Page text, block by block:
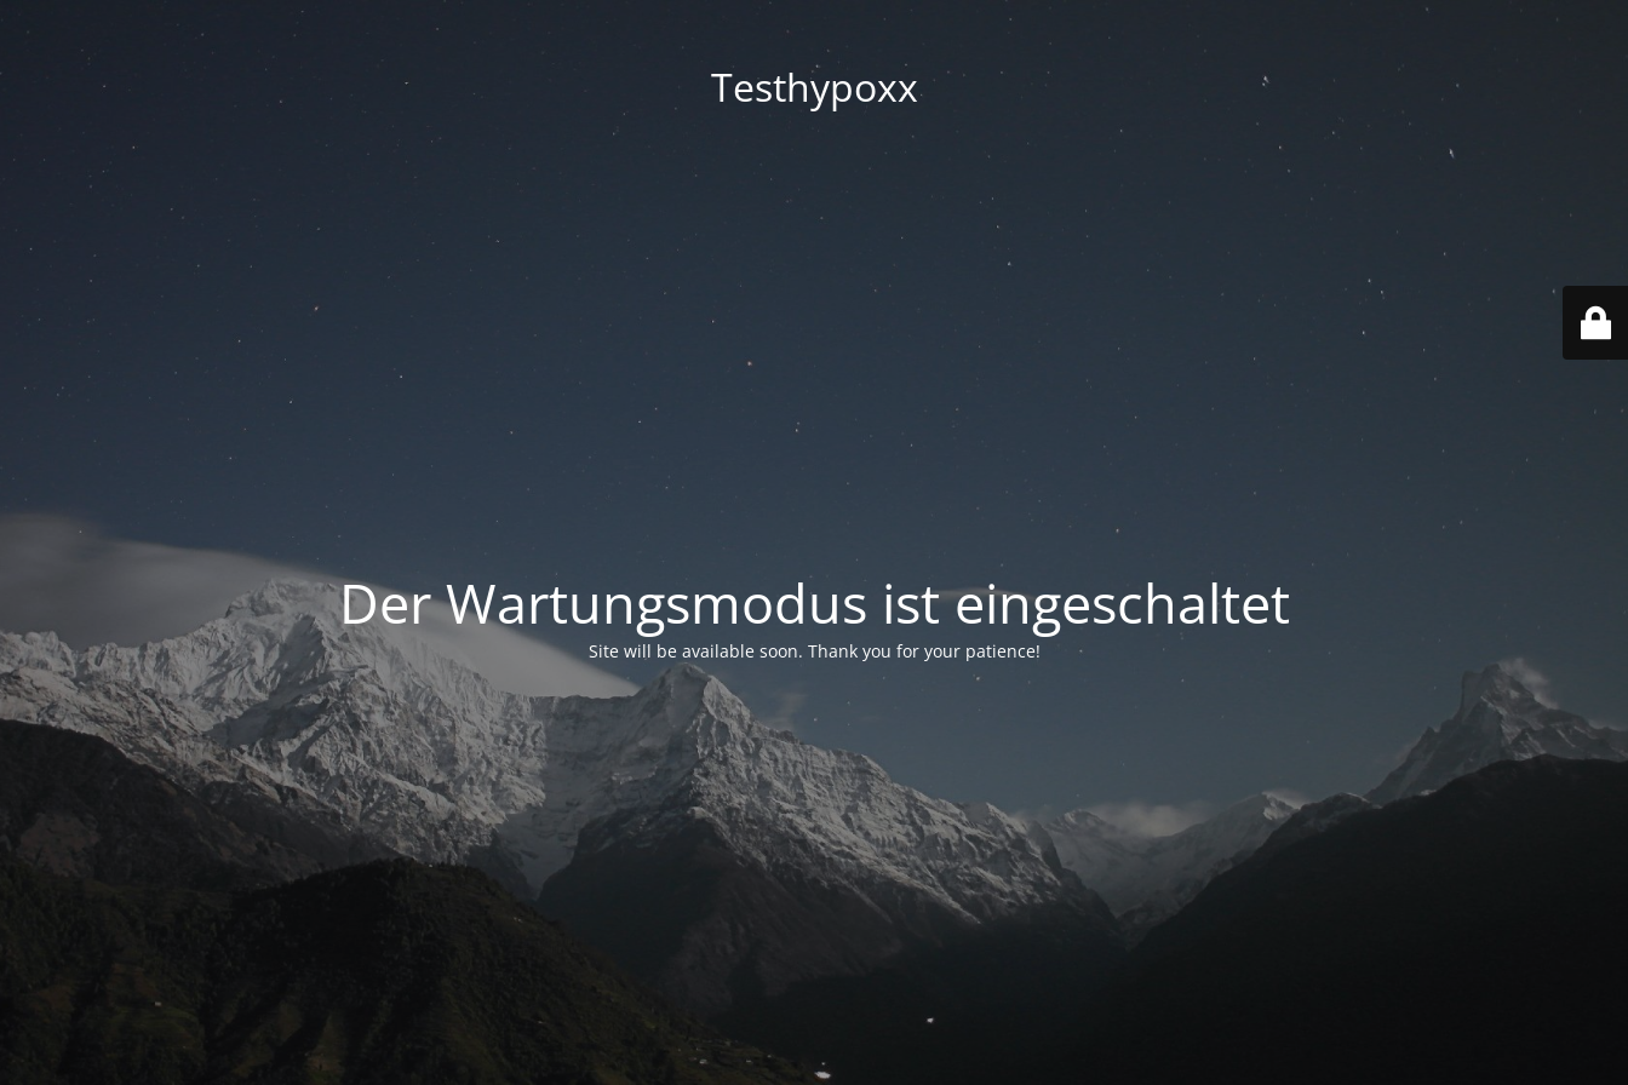
Testhypoxx
Der Wartungsmodus ist eingeschaltet
Site will be available soon. Thank you for your patience!